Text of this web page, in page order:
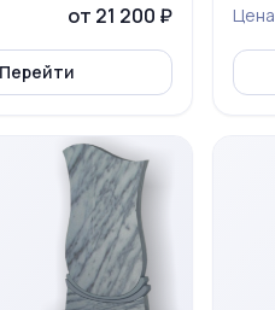
от 21 200 ₽
Перейти
Цена